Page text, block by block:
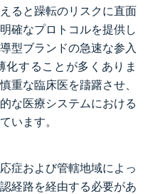
ると躁転のリスクに直面
確なプロトコルを提供し
型ブランドの急速な参入
することが多くありま
重な臨床医を躊躇させ、
な医療システムにおける
います。
症および管轄地域によっ
経路を経由する必要があ